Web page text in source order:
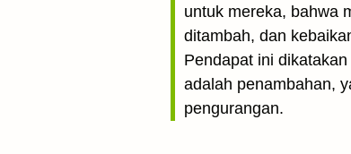
untuk mereka, bahwa
ditambah, dan
Pendapat ini
adalah penambahan,
pengurangan.